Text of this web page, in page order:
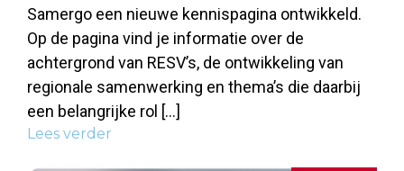
Samergo een nieuwe kennispagina ontwikkeld.
Op de pagina vind je informatie over de
achtergrond van RESV’s, de ontwikkeling van
regionale samenwerking en thema’s die daarbij
een belangrijke rol […]
Lees verder